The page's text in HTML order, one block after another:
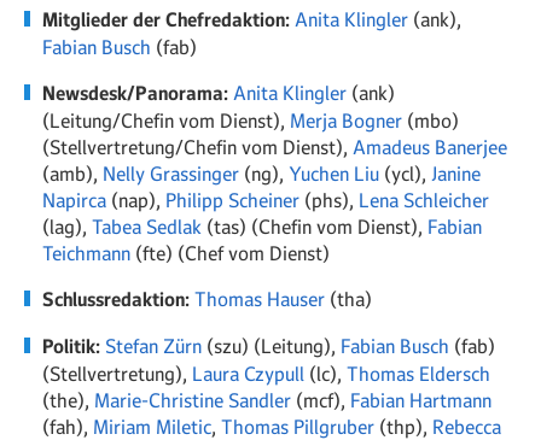
Mitglieder der Chefredaktion: Anita Klingler (ank),
Fabian Busch (fab)
Newsdesk/Panorama: Anita Klingler (ank)
(Leitung/Chefin vom Dienst), Merja Bogner (mbo)
(Stellvertretung/Chefin vom Dienst), Amadeus Banerjee
(amb), Nelly Grassinger (ng), Yuchen Liu (ycl), Janine
Napirca (nap), Philipp Scheiner (phs), Lena Schleicher
(lag), Tabea Sedlak (tas) (Chefin vom Dienst), Fabian
Teichmann (fte) (Chef vom Dienst)
Schlussredaktion: Thomas Hauser (tha)
Politik: Stefan Zürn (szu) (Leitung), Fabian Busch (fab)
(Stellvertretung), Laura Czypull (lc), Thomas Eldersch
(the), Marie-Christine Sandler (mcf), Fabian Hartmann
(fah), Miriam Miletic, Thomas Pillgruber (thp), Rebecca